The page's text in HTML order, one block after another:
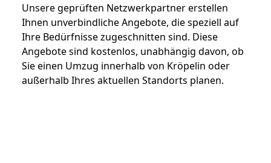
Unsere geprüften Netzwerkpartner erstellen
Ihnen unverbindliche Angebote, die speziell auf
Ihre Bedürfnisse zugeschnitten sind. Diese
Angebote sind kostenlos, unabhängig davon, ob
Sie einen Umzug innerhalb von Kröpelin oder
außerhalb Ihres aktuellen Standorts planen.